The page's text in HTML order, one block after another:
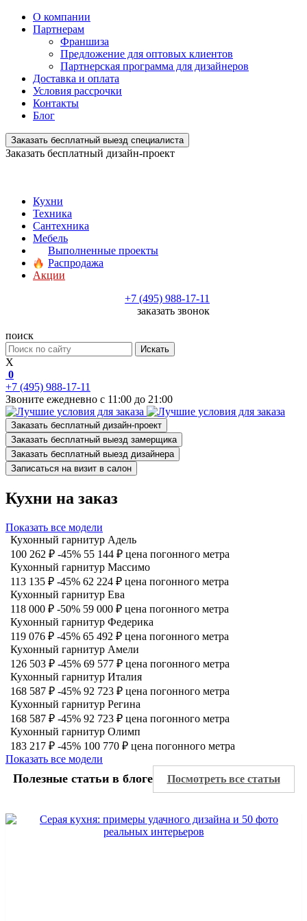
О компании
Партнерам
Франшиза
Предложение для оптовых клиентов
Партнерская программа для дизайнеров
Доставка и оплата
Условия рассрочки
Контакты
Блог
Заказать бесплатный выезд специалиста
Заказать бесплатный дизайн-проект
Кухни
Техника
Сантехника
Мебель
Выполненные проекты
Распродажа
Акции
+7 (495) 988-17-11
заказать звонок
поиск
Искать
X
0
+7 (495) 988-17-11
Звоните ежедневно с 11:00 до 21:00
Заказать бесплатный дизайн-проект
Заказать бесплатный выезд замерщика
Заказать бесплатный выезд дизайнера
Записаться на визит в салон
Кухни на заказ
Показать все модели
Кухонный гарнитур Адель
100 262 ₽ -45% 55 144 ₽ цена погонного метра
Кухонный гарнитур Массимо
113 135 ₽ -45% 62 224 ₽ цена погонного метра
Кухонный гарнитур Ева
118 000 ₽ -50% 59 000 ₽ цена погонного метра
Кухонный гарнитур Федерика
119 076 ₽ -45% 65 492 ₽ цена погонного метра
Кухонный гарнитур Амели
126 503 ₽ -45% 69 577 ₽ цена погонного метра
Кухонный гарнитур Италия
168 587 ₽ -45% 92 723 ₽ цена погонного метра
Кухонный гарнитур Регина
168 587 ₽ -45% 92 723 ₽ цена погонного метра
Кухонный гарнитур Олимп
183 217 ₽ -45% 100 770 ₽ цена погонного метра
Показать все модели
Полезные статьи в блоге Посмотреть все статьи